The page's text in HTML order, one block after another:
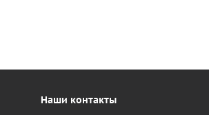
Наши контакты